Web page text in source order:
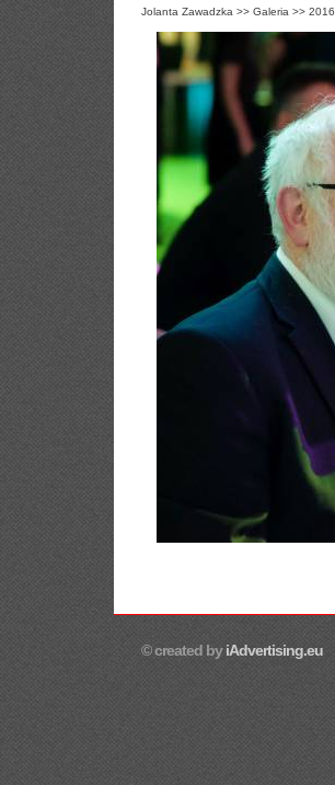
Jolanta Zawadzka >> Galeria >> 2016
© created byiAdvertising.eu